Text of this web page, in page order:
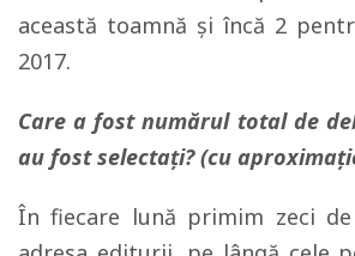
această toamnă şi încă 2
2017.
Care a fost numărul total de
au fost selectați? (cu
În fiecare lună primim zeci